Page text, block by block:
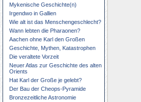
Mykenische Geschichte(n)
Irgendwo in Gallien
Wie alt ist das Menschengeschlecht?
Wann lebten die Pharaonen?
Aachen ohne Karl den Großen
Geschichte, Mythen, Katastrophen
Die veraltete Vorzeit
Neuer Atlas zur Geschichte des alten
Orients
Hat Karl der Große je gelebt?
Der Bau der Cheops-Pyramide
Bronzezeitliche Astronomie